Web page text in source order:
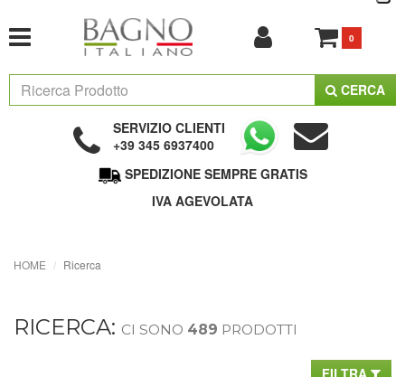
0
CERCA
SERVIZIO CLIENTI
+39 345 6937400
SPEDIZIONE SEMPRE GRATIS
IVA AGEVOLATA
HOME Ricerca
RICERCA: CI SONO 489 PRODOTTI
FILTRA